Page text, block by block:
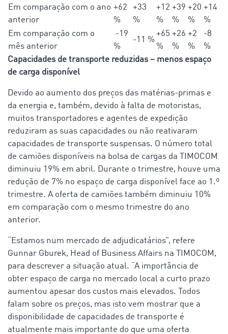
Em comparação com o ano
anterior
+62
%
+33
%
+12
%
+39
%
+20
%
+14
%
Em comparação com o
mês anterior
-19
%
-11 %
+65
%
+26
%
+2
%
-8
%
Capacidades de transporte reduzidas – menos espaço
de carga disponível
Devido ao aumento dos preços das matérias-primas e
da energia e, também, devido à falta de motoristas,
muitos transportadores e agentes de expedição
reduziram as suas capacidades ou não reativaram
capacidades de transporte suspensas. O número total
de camiões disponíveis na bolsa de cargas da TIMOCOM
diminuiu 19% em abril. Durante o trimestre, houve uma
redução de 7% no espaço de carga disponível face ao 1.º
trimestre. A oferta de camiões também diminuiu 10%
em comparação com o mesmo trimestre do ano
anterior.
“Estamos num mercado de adjudicatários”, refere
Gunnar Gburek, Head of Business Affairs na TIMOCOM,
para descrever a situação atual. “A importância de
obter espaço de carga no mercado local a curto prazo
aumentou apesar dos custos mais elevados. Todos
falam sobre os preços, mas isto vem mostrar que a
disponibilidade de capacidades de transporte é
atualmente mais importante do que uma oferta